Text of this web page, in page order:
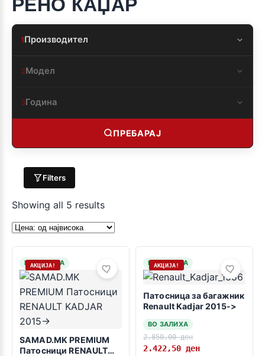
РЕНО КАЏАР
1Производител
2Модел
3Година
ПРЕБАРАЈ
Filters
Showing all 5 results
НА ЗАЛИХА
АКЦИЈА!
SAMAD.MK PREMIUM
Патосници RENAULT
НА ЗАЛИХА
АКЦИЈА!
Патосница за багажник
Renault Kadjar 2015->
ВО ЗАЛИХА
2.850,00ден
2.422,50 ден